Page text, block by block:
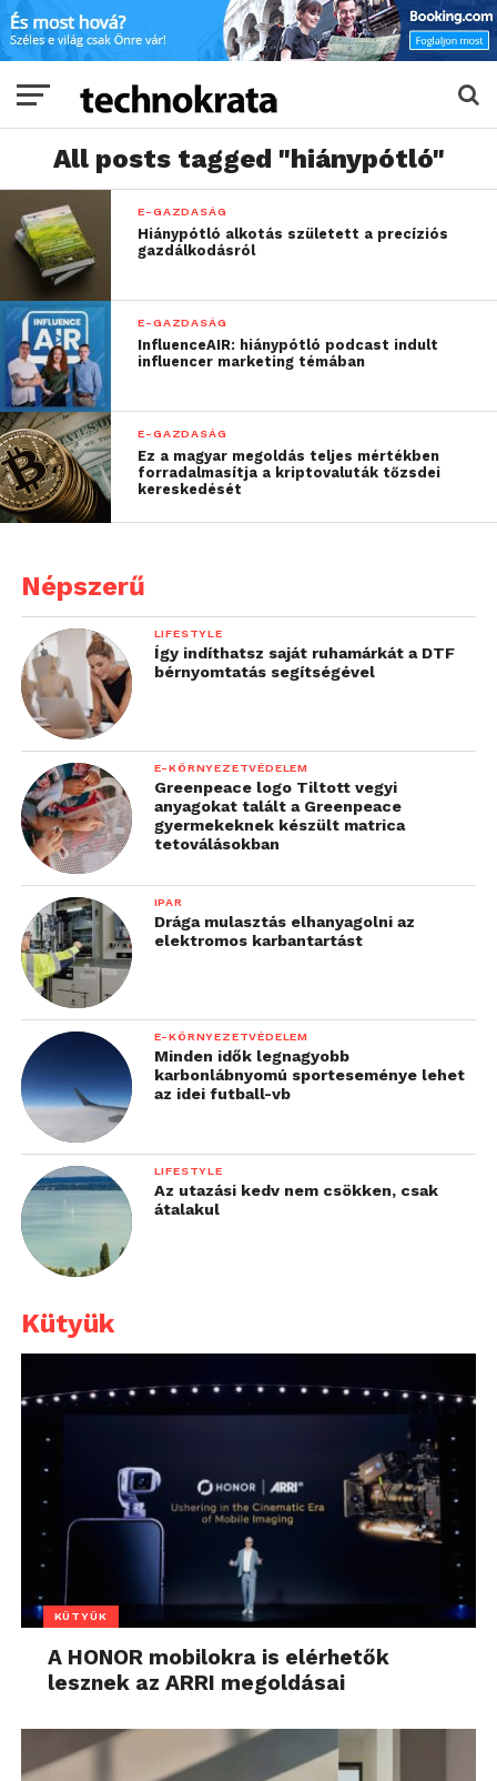
All posts tagged "hiánypótló"
E-GAZDASÁG
Hiánypótló alkotás született a precíziós
gazdálkodásról
E-GAZDASÁG
InfluenceAIR: hiánypótló podcast indult
influencer marketing témában
E-GAZDASÁG
Ez a magyar megoldás teljes mértékben
forradalmasítja a kriptovaluták tőzsdei
kereskedését
Népszerű
LIFESTYLE
Így indíthatsz saját ruhamárkát a DTF
bérnyomtatás segítségével
E-KÖRNYEZETVÉDELEM
Greenpeace logo Tiltott vegyi
anyagokat talált a Greenpeace
gyermekeknek készült matrica
tetoválásokban
IPAR
Drága mulasztás elhanyagolni az
elektromos karbantartást
E-KÖRNYEZETVÉDELEM
Minden idők legnagyobb
karbonlábnyomú sporteseménye lehet
az idei futball-vb
LIFESTYLE
Az utazási kedv nem csökken, csak
átalakul
Kütyük
KÜTYÜK
A HONOR mobilokra is elérhetők
lesznek az ARRI megoldásai